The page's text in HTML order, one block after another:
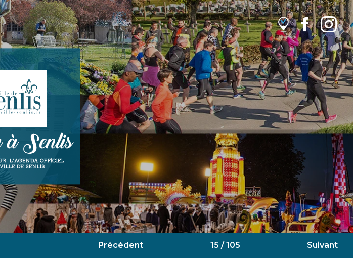
Précédent 15 / 105 Suivant